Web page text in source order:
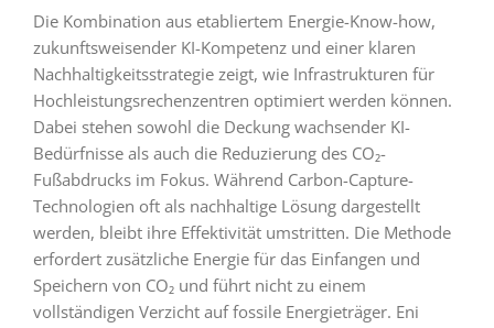
Die Kombination aus etabliertem Energie-Know-how,
zukunftsweisender KI-Kompetenz und einer klaren
Nachhaltigkeitsstrategie zeigt, wie Infrastrukturen für
Hochleistungsrechenzentren optimiert werden können.
Dabei stehen sowohl die Deckung wachsender KI-
Bedürfnisse als auch die Reduzierung des CO₂-
Fußabdrucks im Fokus. Während Carbon-Capture-
Technologien oft als nachhaltige Lösung dargestellt
werden, bleibt ihre Effektivität umstritten. Die Methode
erfordert zusätzliche Energie für das Einfangen und
Speichern von CO₂ und führt nicht zu einem
vollständigen Verzicht auf fossile Energieträger. Eni